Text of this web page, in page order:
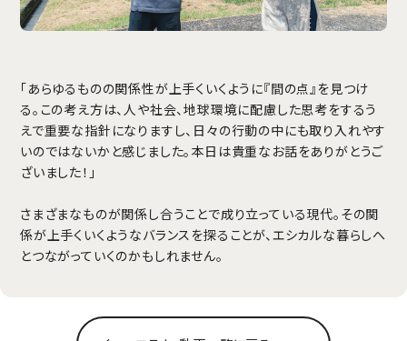
「あらゆるものの関係性が上手くいくように『間の点』を見つけ
る。この考え方は、人や社会、地球環境に配慮した思考をするう
えで重要な指針になりますし、日々の行動の中にも取り入れやす
いのではないかと感じました。本日は貴重なお話をありがとうご
ざいました！」
さまざまなものが関係し合うことで成り立っている現代。その関
係が上手くいくようなバランスを探ることが、エシカルな暮らしへ
とつながっていくのかもしれません。